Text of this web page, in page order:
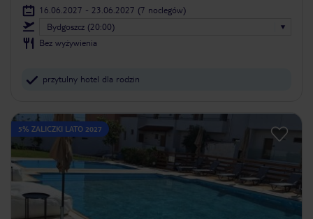
16.06.2027 - 23.06.2027 (7 noclegów)
Bydgoszcz (20:00)
Bez wyżywienia
przytulny hotel dla rodzin
5% ZALICZKI LATO 2027